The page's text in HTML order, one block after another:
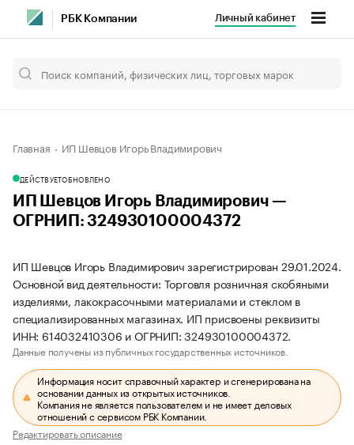
РБК Компании Личный кабинет
Главная ИП Шевцов Игорь Владимирович
ДЕЙСТВУЕТОБНОВЛЕНО
ИП Шевцов Игорь Владимирович —
ОГРНИП: 324930100004372
ИП Шевцов Игорь Владимирович зарегистрирован 29.01.2024.
Основной вид деятельности: Торговля розничная скобяными
изделиями, лакокрасочными материалами и стеклом в
специализированных магазинах. ИП присвоены реквизиты
ИНН: 614032410306 и ОГРНИП: 324930100004372.
Данные получены из публичных государственных источников.
Информация носит справочный характер и сгенерирована на
основании данных из открытых источников.
Компания не является пользователем и не имеет деловых
отношений с сервисом РБК Компании.
Редактировать описание